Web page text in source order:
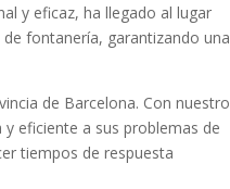
y eficaz, ha llegado al lugar
fontanería, garantizando una
de Barcelona. Con nuestro
eficiente a sus problemas de
tiempos de respuesta